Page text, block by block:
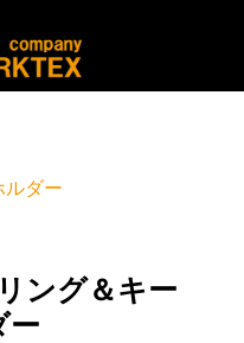
ルダー
ング＆キー
ー